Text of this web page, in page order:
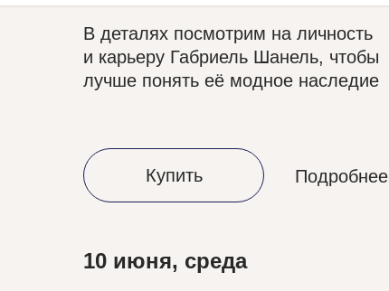
В деталях посмотрим на личность
и карьеру Габриель Шанель, чтобы
лучше понять её модное наследие
10 июня, среда
Подробнее
Купить